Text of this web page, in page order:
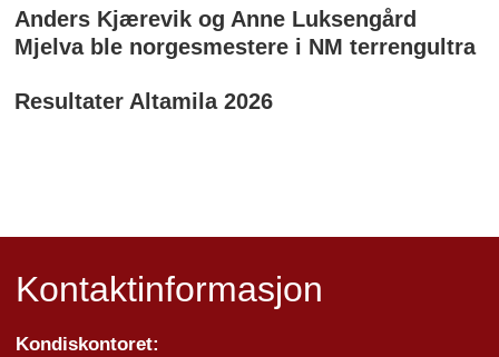
Anders Kjærevik og Anne Luksengård
Mjelva ble norgesmestere i NM terrengultra
Resultater Altamila 2026
Kontaktinformasjon
Kondiskontoret: